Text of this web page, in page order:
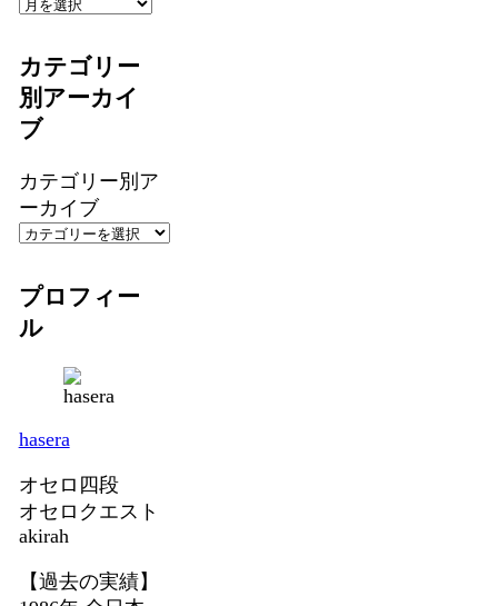
カテゴリー
別アーカイ
ブ
カテゴリー別ア
ーカイブ
プロフィー
ル
hasera
オセロ四段
オセロクエスト
akirah
【過去の実績】